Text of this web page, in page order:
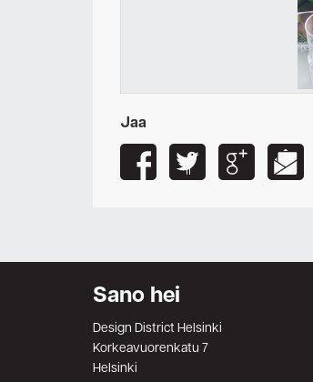
Jaa
Sano hei
Design District Helsinki
Korkeavuorenkatu 7
Helsinki